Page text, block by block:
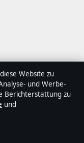
Wirtschaft,
Jeder Artikel
geprüft und
Website zu
und Werbe-
Berichterstattung zu
und